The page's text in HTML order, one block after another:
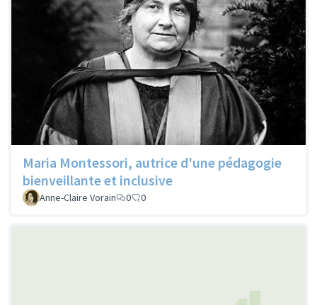
Maria Montessori, autrice d'une pédagogie
bienveillante et inclusive
Anne-Claire Vorain 0 0